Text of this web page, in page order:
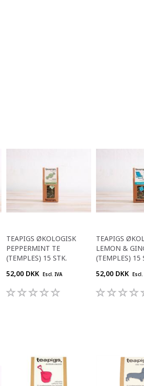
TEAPIGS ØKOLOGISK
PEPPERMINT TE
(TEMPLES) 15 STK.
52,00 DKK
Escl. IVA
TEAPIGS
LEMON &
(TEMPLES) 15
52,00 DKK